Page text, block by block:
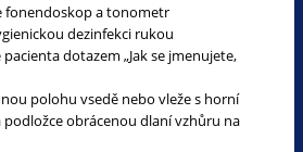
fonendoskop a tonometr
dezinfekci rukou
dotazem „Jak se jmenujete,
polohu vsedě nebo vleže s horní
obrácenou dlaní vzhůru na